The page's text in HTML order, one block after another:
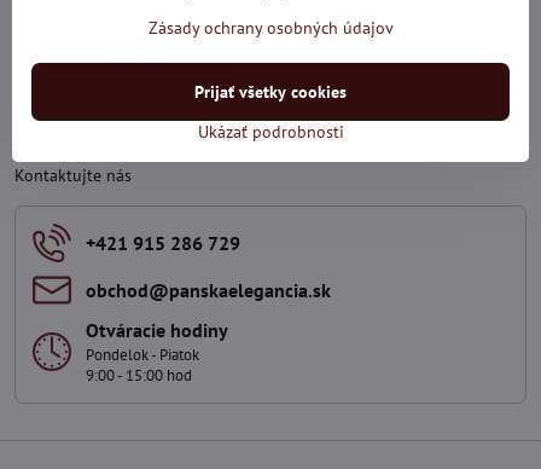
Potrebujete poradiť?
Kontaktujte nás
+421 915 286 729
obchod​@panskaelegancia​.sk
Otváracie hodiny
Pondelok - Piatok
9:00 - 15:00 hod
Zásady ochrany osobných údajov
Ukázať podrobnosti
Prijať všetky cookies